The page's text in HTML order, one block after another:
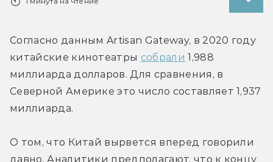
Согласно данным Artisan Gateway, в 2020 году
китайские кинотеатры собрали 1,988
миллиарда долларов. Для сравнения, в
Северной Америке это число составляет 1,937
миллиарда.
О том, что Китай вырвется вперед говорили
давно. Аналитики предполагают, что к концу